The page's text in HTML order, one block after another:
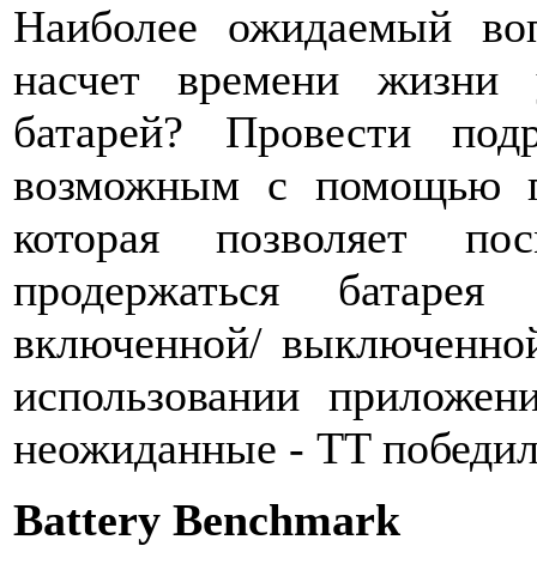
Наиболее ожидаемый
насчет времени жизни
батарей? Провести
возможным с помощью
которая позволяет
продержаться
включенной/
использовании
неожиданные - TT
Battery Benchmark